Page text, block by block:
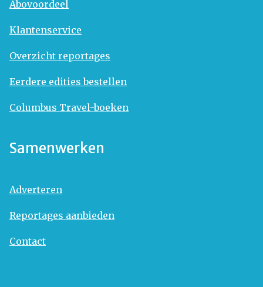
Abovoordeel
Klantenservice
Overzicht reportages
Eerdere edities bestellen
Columbus Travel-boeken
Samenwerken
Adverteren
Reportages aanbieden
Contact